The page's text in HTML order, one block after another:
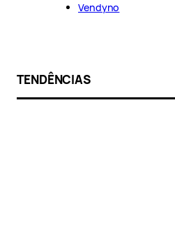
Vendyno
TENDÊNCIAS